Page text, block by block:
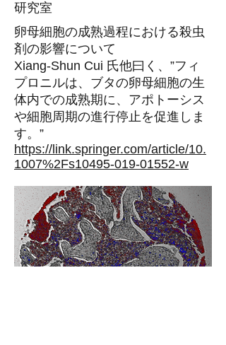
研究室
卵母細胞の成熟過程における殺虫
剤の影響について
Xiang-Shun Cui 氏他曰く、”フィ
プロニルは、ブタの卵母細胞の生
体内での成熟期に、アポトーシス
や細胞周期の進行停止を促進しま
す。”
https://link.springer.com/article/10.
1007%2Fs10495-019-01552-w